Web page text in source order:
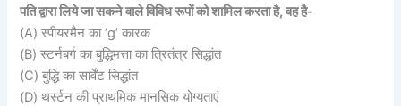
पति द्वारा लिये जा सकने वाले विविध रूपों को शामिल करता है, वह है-
(A) स्पीयरमैन का ‘g’ कारक
(B) स्टर्नबर्ग का बुद्धिमत्ता का त्रितंत्र सिद्धांत
(C) बुद्धि का सार्वेंट सिद्धांत
(D) थर्स्टन की प्राथमिक मानसिक योग्यताएं